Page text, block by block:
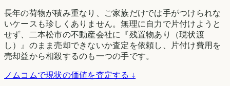
長年の荷物が積み重なり、ご家族だけでは手がつけられな
いケースも珍しくありません。無理に自力で片付けようと
せず、二本松市の不動産会社に『残置物あり（現状渡
し）』のまま売却できないか査定を依頼し、片付け費用を
売却益から相殺するのも一つの手です。
ノムコムで現状の価値を査定する ↓